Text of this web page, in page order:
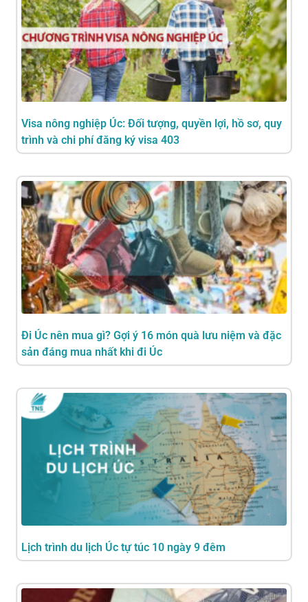
Visa nông nghiệp Úc: Đối tượng, quyền lợi, hồ sơ, quy
trình và chi phí đăng ký visa 403
Đi Úc nên mua gì? Gợi ý 16 món quà lưu niệm và đặc
sản đáng mua nhất khi đi Úc
Lịch trình du lịch Úc tự túc 10 ngày 9 đêm